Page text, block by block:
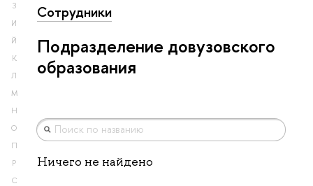
З
И
Й
К
Л
М
Н
О
П
Р
С
Сотрудники
Подразделение довузовского
образования
Ничего не найдено